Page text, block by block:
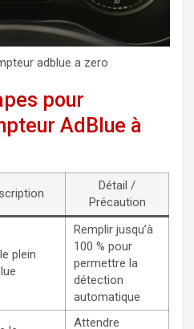
adblue a zero
pour
AdBlue à
Détail /
Précaution
plein
Remplir jusqu’à
100 % pour
permettre la
détection
automatique
Attendre